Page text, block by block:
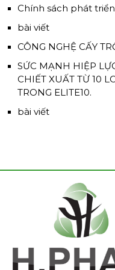
Chính sách phát
bài viết
CÔNG NGHỆ CẤY
SỨC MẠNH HIỆP
CHIẾT XUẤT TỪ 10
TRONG ELITE10.
bài viết